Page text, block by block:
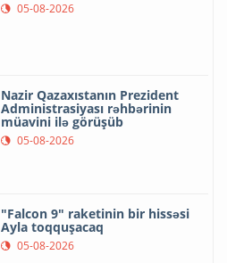
05-08-2026
Nazir Qazaxıstanın Prezident
Administrasiyası rəhbərinin
müavini ilə görüşüb
05-08-2026
"Falcon 9" raketinin bir hissəsi
Ayla toqquşacaq
05-08-2026